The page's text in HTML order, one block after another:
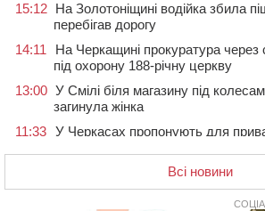
15:12 На Золотоніщині водійка збила
перебігав дорогу
14:11
На Черкащині прокуратура через
під охорону 188-річну церкву
13:00 У Смілі біля магазину під
загинула жінка
11:33 У Черкасах пропонують для
Не вистачає стажу для пенсії: як
потрібно знати
Всі новини